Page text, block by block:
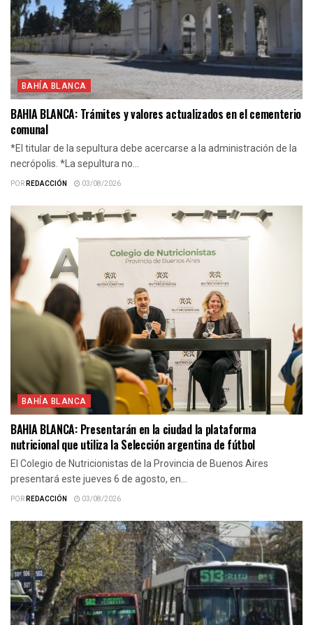
BAHÍA BLANCA
BAHIA BLANCA: Trámites y valores actualizados en el cementerio
comunal
*El titular de la sepultura debe acercarse a la administración de la
necrópolis. *La sepultura no...
PORREDACCIÓN 03/08/2026
BAHÍA BLANCA
BAHIA BLANCA: Presentarán en la ciudad la plataforma
nutricional que utiliza la Selección argentina de fútbol
El Colegio de Nutricionistas de la Provincia de Buenos Aires
presentará este jueves 6 de agosto, en...
PORREDACCIÓN 03/08/2026